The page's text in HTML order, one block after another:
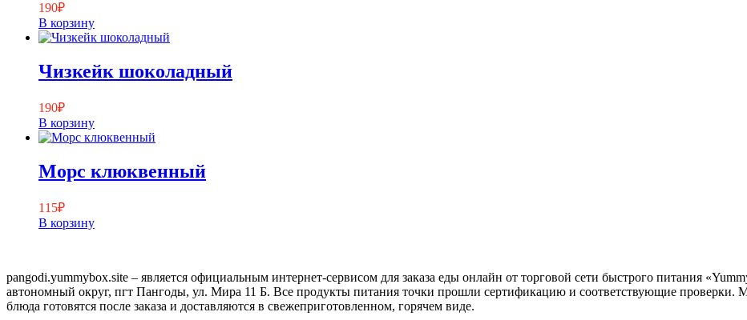
190₽
В корзину
Чизкейк шоколадный
190₽
В корзину
Морс клюквенный
115₽
В корзину
pangodi.yummybox.site – является официальным интернет-сервисом для заказа еды онлайн от торговой сети быстрого питания
автономный округ, пгт Пангоды, ул. Мира 11 Б. Все продукты питания точки прошли сертификацию и соответствующие проверки.
блюда готовятся после заказа и доставляются в свежеприготовленном, горячем виде.